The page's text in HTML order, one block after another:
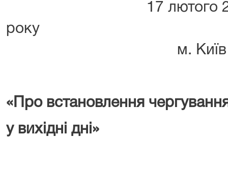
17 лютого
м. Київ
«Про встановлення
у вихідні дні»